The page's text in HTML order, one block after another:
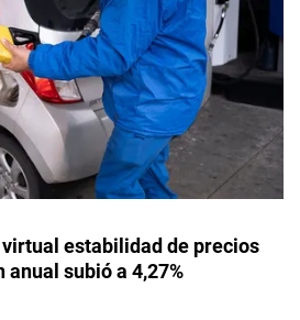
estabilidad de precios
subió a 4,27%